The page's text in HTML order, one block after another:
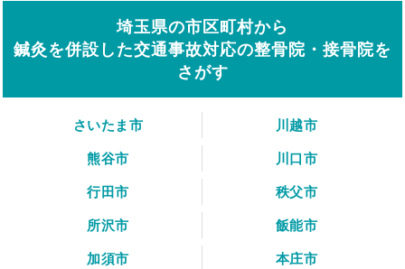
埼玉県の市区町村から
鍼灸を併設した交通事故対応の整骨院・接骨院を
さがす
さいたま市
川越市
熊谷市
川口市
行田市
秩父市
所沢市
飯能市
加須市
本庄市